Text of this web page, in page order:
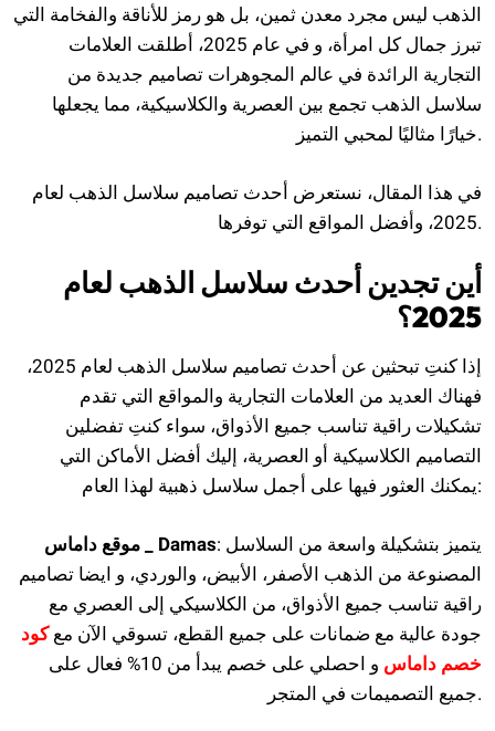
الذهب ليس مجرد معدن ثمين، بل هو رمز للأناقة والفخامة التي
تبرز جمال كل امرأة، و في عام 2025، أطلقت العلامات
التجارية الرائدة في عالم المجوهرات تصاميم جديدة من
سلاسل الذهب تجمع بين العصرية والكلاسيكية، مما يجعلها
خيارًا مثاليًا لمحبي التميز.
في هذا المقال، نستعرض أحدث تصاميم سلاسل الذهب لعام
2025، وأفضل المواقع التي توفرها.
أين تجدين أحدث سلاسل الذهب لعام
2025؟
إذا كنتِ تبحثين عن أحدث تصاميم سلاسل الذهب لعام 2025،
فهناك العديد من العلامات التجارية والمواقع التي تقدم
تشكيلات راقية تناسب جميع الأذواق، سواء كنتِ تفضلين
التصاميم الكلاسيكية أو العصرية، إليك أفضل الأماكن التي
يمكنك العثور فيها على أجمل سلاسل ذهبية لهذا العام:
موقع داماس _ Damas: يتميز بتشكيلة واسعة من السلاسل
المصنوعة من الذهب الأصفر، الأبيض، والوردي، و ايضا تصاميم
راقية تناسب جميع الأذواق، من الكلاسيكي إلى العصري مع
جودة عالية مع ضمانات على جميع القطع، تسوقي الآن معكود
خصم داماس
و احصلي على خصم يبدأ من 10% فعال على
جميع التصميمات في المتجر.